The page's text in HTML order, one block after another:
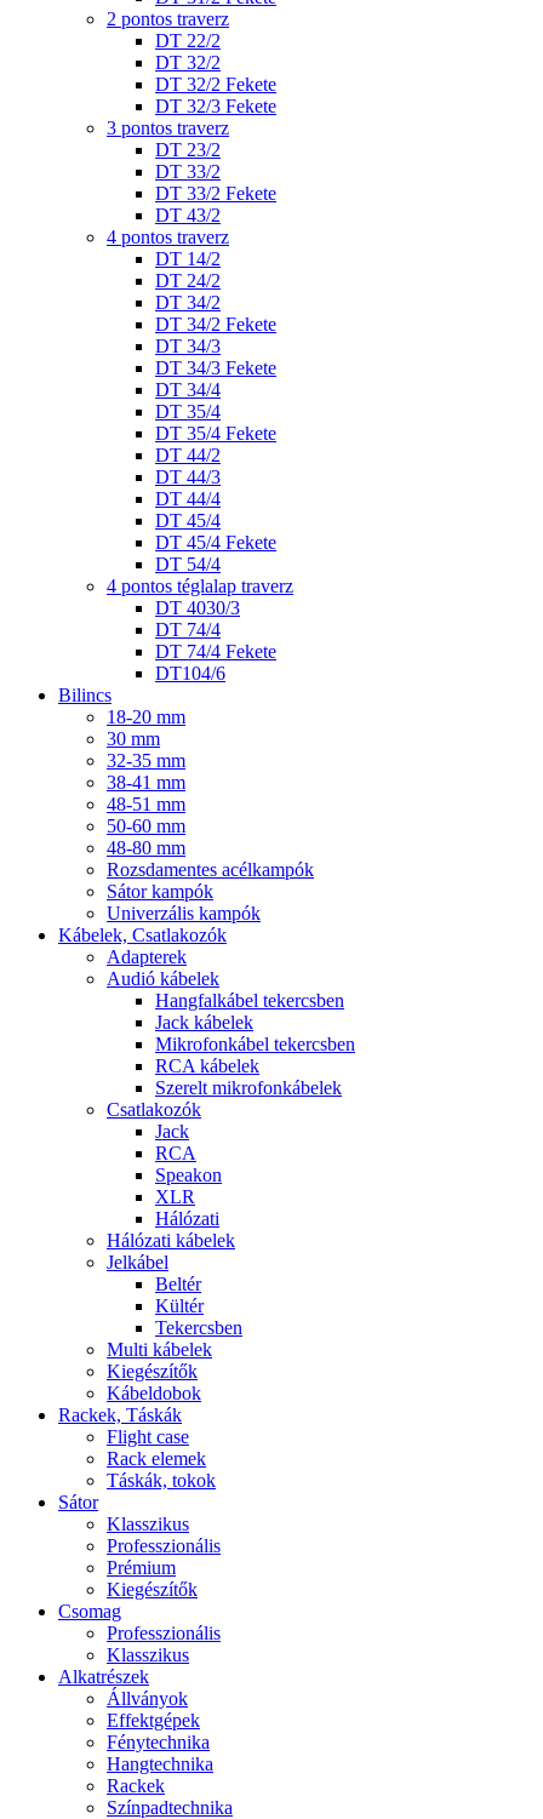
2 pontos traverz
DT 22/2
DT 32/2
DT 32/2 Fekete
DT 32/3 Fekete
3 pontos traverz
DT 23/2
DT 33/2
DT 33/2 Fekete
DT 43/2
4 pontos traverz
DT 14/2
DT 24/2
DT 34/2
DT 34/2 Fekete
DT 34/3
DT 34/3 Fekete
DT 34/4
DT 35/4
DT 35/4 Fekete
DT 44/2
DT 44/3
DT 44/4
DT 45/4
DT 45/4 Fekete
DT 54/4
4 pontos téglalap traverz
DT 4030/3
DT 74/4
DT 74/4 Fekete
DT104/6
Bilincs
18-20 mm
30 mm
32-35 mm
38-41 mm
48-51 mm
50-60 mm
48-80 mm
Rozsdamentes acélkampók
Sátor kampók
Univerzális kampók
Kábelek, Csatlakozók
Adapterek
Audió kábelek
Hangfalkábel tekercsben
Jack kábelek
Mikrofonkábel tekercsben
RCA kábelek
Szerelt mikrofonkábelek
Csatlakozók
Jack
RCA
Speakon
XLR
Hálózati
Hálózati kábelek
Jelkábel
Beltér
Kültér
Tekercsben
Multi kábelek
Kiegészítők
Kábeldobok
Rackek, Táskák
Flight case
Rack elemek
Táskák, tokok
Sátor
Klasszikus
Professzionális
Prémium
Kiegészítők
Csomag
Professzionális
Klasszikus
Alkatrészek
Állványok
Effektgépek
Fénytechnika
Hangtechnika
Rackek
Színpadtechnika